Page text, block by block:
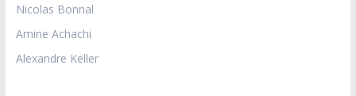
Nicolas Bonnal
Amine Achachi
Alexandre Keller